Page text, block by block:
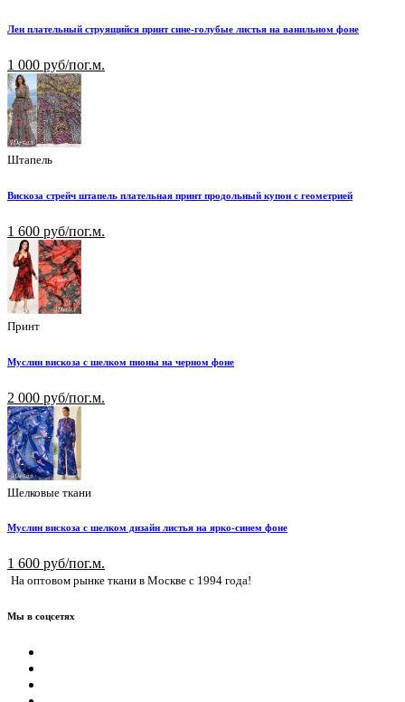
Лен плательный струящийся принт сине-голубые листья на ванильном фоне
1 000 руб/пог.м.
Штапель
Вискоза стрейч штапель плательная принт продольный купон с геометрией
1 600 руб/пог.м.
Принт
Муслин вискоза с шелком пионы на черном фоне
2 000 руб/пог.м.
Шелковые ткани
Муслин вискоза с шелком дизайн листья на ярко-синем фоне
1 600 руб/пог.м.
На оптовом рынке ткани в Москве с 1994 года!
Мы в соцсетях